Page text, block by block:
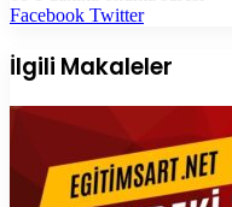
Facebook TwitterLinkedIn
Tumblr
Pinterest
Reddit
VKontakte
E-
ile
paylaş
Yazdır
İlgili Makaleler